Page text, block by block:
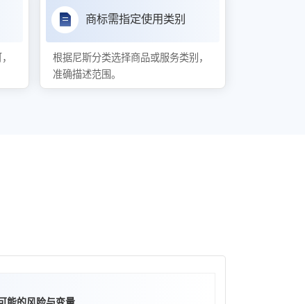
商标需指定使用类别
根据尼斯分类选择商品或服务类别，
准确描述范围。